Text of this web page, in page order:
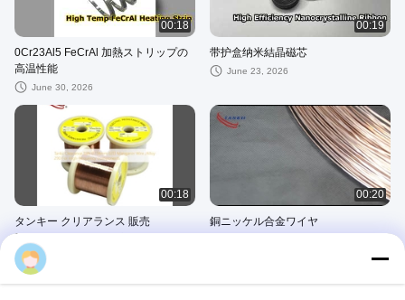
00:18
0Cr23Al5 FeCrAl 加熱ストリップの
高温性能
June 30, 2026
00:19
带护盒纳米結晶磁芯
June 23, 2026
00:18
タンキー クリアランス 販売
0.134mm 6J13 マンガニンワイヤー/
合金 290 高周波部品用
June 20, 2025
00:20
銅ニッケル合金ワイヤ